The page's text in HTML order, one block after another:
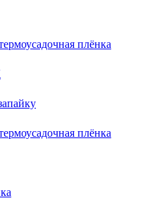
плёнка
плёнка